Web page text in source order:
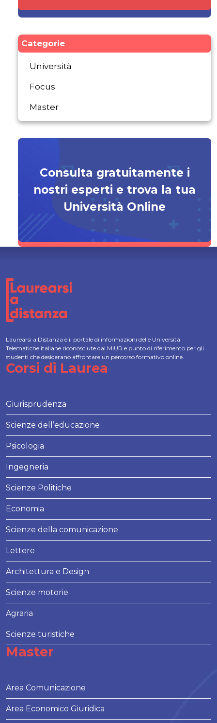
Categorie
Università
Focus
Master
Consulta gratuitamente i
nostri esperti e trova la tua
Università Online
Laurearsi a Distanza è il portale di informazioni delle Università
Telematiche italiane riconosciute dal MIUR e punto di riferimento per gli
studenti che desiderano affrontare un percorso formativo online.
Corsi di Laurea
Giurisprudenza
Scienze dell’educazione
Psicologia
Ingegneria
Scienze Politiche
Economia
Scienze della comunicazione
Lettere
Architettura e Design
Scienze motorie
Agraria
Scienze turistiche
Master
Area Comunicazione
Area Economico Giuridica